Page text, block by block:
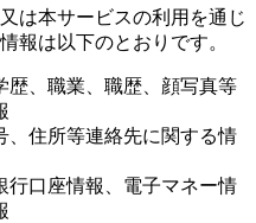
は本サービスの利用を通じ
報は以下のとおりです。
歴、職業、職歴、顔写真等
、住所等連絡先に関する情
行口座情報、電子マネー情